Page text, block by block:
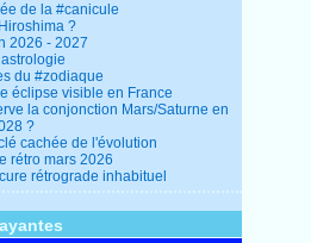
de la #canicule
?
2026 - 2027
du #zodiaque
éclipse visible en France
la conjonction Mars/Saturne en
?
cachée de l'évolution
rétro mars 2026
rétrograde inhabituel